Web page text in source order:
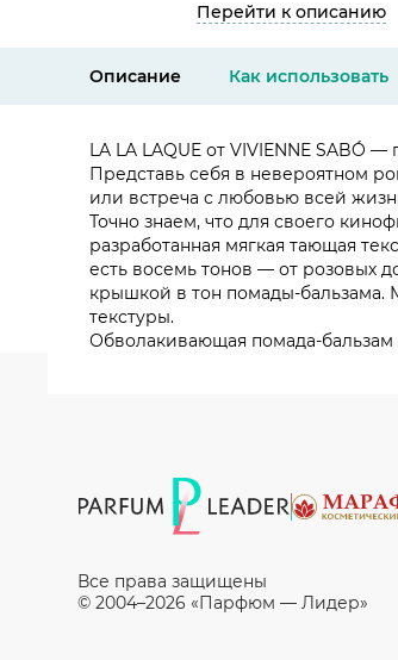
Перейти к описанию
Описание Как использовать
LA LA LAQUE от VIVIENNE SABÓ
Представь себя в невероятном
или встреча с любовью всей
Точно знаем, что для своего
разработанная мягкая тающая
есть восемь тонов — от розовых
крышкой в тон помады-бальзама.
текстуры.
Обволакивающая помада-
Все права защищены
© 2004–2026 «Парфюм — Лидер»